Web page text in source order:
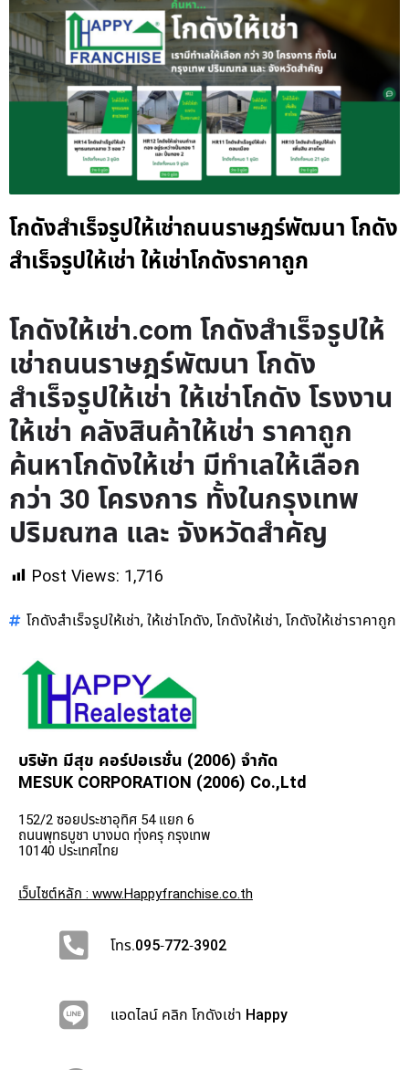
โกดังสำเร็จรูปให้เช่าถนนราษฎร์พัฒนา โกดัง
สำเร็จรูปให้เช่า ให้เช่าโกดังราคาถูก
โกดังให้เช่า.com โกดังสำเร็จรูปให้
เช่าถนนราษฎร์พัฒนา โกดัง
สำเร็จรูปให้เช่า ให้เช่าโกดัง โรงงาน
ให้เช่า คลังสินค้าให้เช่า ราคาถูก
ค้นหาโกดังให้เช่า มีทำเลให้เลือก
กว่า 30 โครงการ ทั้งในกรุงเทพ
ปริมณฑล และ จังหวัดสำคัญ
Post Views: 1,716
โกดังสำเร็จรูปให้เช่า, ให้เช่าโกดัง, โกดังให้เช่า, โกดังให้เช่าราคาถูก
บริษัท มีสุข คอร์ปอเรชั่น (2006) จำกัด
MESUK CORPORATION (2006) Co.,Ltd
152/2 ซอยประชาอุทิศ 54 แยก 6
ถนนพุทธบูชา บางมด ทุ่งครุ กรุงเทพ
10140 ประเทศไทย
เว็บไซต์หลัก : www.Happyfranchise.co.th
โทร.095-772-3902
แอดไลน์ คลิก โกดังเช่า Happy